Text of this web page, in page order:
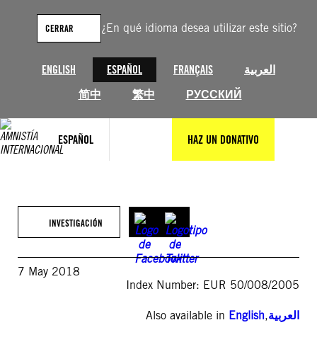
¿En qué idioma desea utilizar este sitio?
ENGLISH ESPAÑOL FRANÇAIS
العربية
简中
繁中 РУССКИЙ
CERRAR
ESPAÑOL HAZ UN DONATIVO
contenido
INVESTIGACIÓN
7 May 2018
Index Number: EUR 50/008/2005
Also available in English,العربية